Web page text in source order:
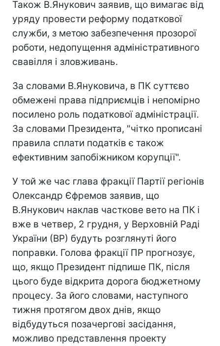
Також В.Янукович заявив, що вимагає від
уряду провести реформу податкової
служби, з метою забезпечення прозорої
роботи, недопущення адміністративного
свавілля і зловживань.
За словами В.Януковича, в ПК суттєво
обмежені права підприємців і непомірно
посилено роль податкової адміністрації.
За словами Президента, "чітко прописані
правила сплати податків є також
ефективним запобіжником корупції".
У той же час глава фракції Партії регіонів
Олександр Єфремов заявив, що
В.Янукович наклав часткове вето на ПК і
вже в четвер, 2 грудня, у Верховній Раді
України (ВР) будуть розглянуті його
поправки. Голова фракції ПР прогнозує,
що, якщо Президент підпише ПК, після
цього буде відкрита дорога бюджетному
процесу. За його словами, наступного
тижня протягом двох днів, якщо
відбудуться позачергові засідання,
можливо представлення проекту